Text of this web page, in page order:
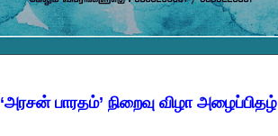
‘அரசன் பாரதம்’ நிறைவு விழா அழைப்பிதழ்